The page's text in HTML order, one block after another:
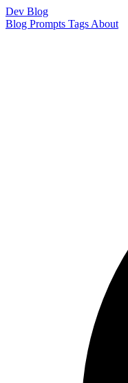
Dev Blog
Blog Prompts Tags About